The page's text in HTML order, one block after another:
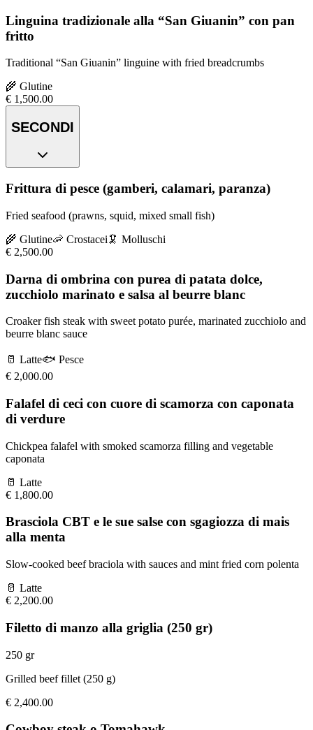
Linguina tradizionale alla “San Giuanin” con pan
fritto
Traditional “San Giuanin” linguine with fried breadcrumbs
🌾 Glutine
€ 1,500.00
SECONDI
Frittura di pesce (gamberi, calamari, paranza)
Fried seafood (prawns, squid, mixed small fish)
🌾 Glutine🦐 Crostacei 🦑 Molluschi
€ 2,500.00
Darna di ombrina con purea di patata dolce,
zucchiolo marinato e salsa al beurre blanc
Croaker fish steak with sweet potato purée, marinated zucchiolo and
beurre blanc sauce
🥛 Latte🐟 Pesce
€ 2,000.00
Falafel di ceci con cuore di scamorza con caponata
di verdure
Chickpea falafel with smoked scamorza filling and vegetable
caponata
🥛 Latte
€ 1,800.00
Brasciola CBT e le sue salse con sgagiozza di mais
alla menta
Slow-cooked beef braciola with sauces and mint fried corn polenta
🥛 Latte
€ 2,200.00
Filetto di manzo alla griglia (250 gr)
250 gr
Grilled beef fillet (250 g)
€ 2,400.00